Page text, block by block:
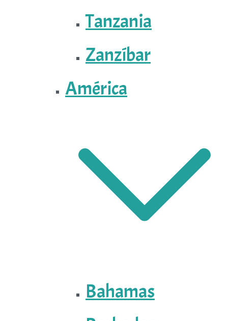
Tanzania
Zanzíbar
América
Bahamas